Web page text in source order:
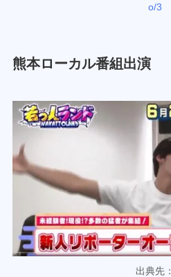
o/3
熊本ローカル番組出演
出典先：